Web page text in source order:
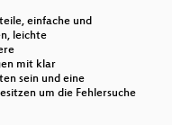
einfache und
leichte
mit klar
sein und eine
um die Fehlersuche